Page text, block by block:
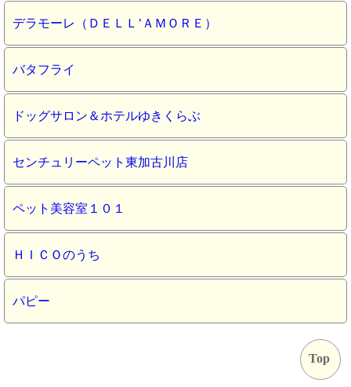
デラモーレ（ＤＥＬＬ’ＡＭＯＲＥ）
バタフライ
ドッグサロン＆ホテルゆきくらぶ
センチュリーペット東加古川店
ペット美容室１０１
ＨＩＣＯのうち
パピー
Top